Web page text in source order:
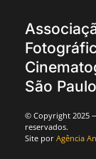
São Paulo
© Copyright 2025
reservados.
Site por Agência